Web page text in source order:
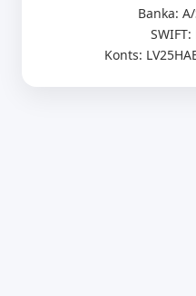
Banka:
SWIFT:
Konts: